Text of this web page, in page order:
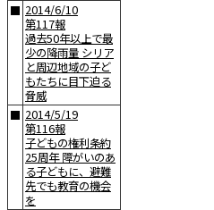
■ 2014/6/10
第117報
過去50年以上で最
少の降雨量 シリア
と周辺地域の子ど
もたちに目下迫る
脅威
■ 2014/5/19
第116報
子どもの権利条約
25周年 障がいのあ
る子どもに、避難
先でも教育の機会
を